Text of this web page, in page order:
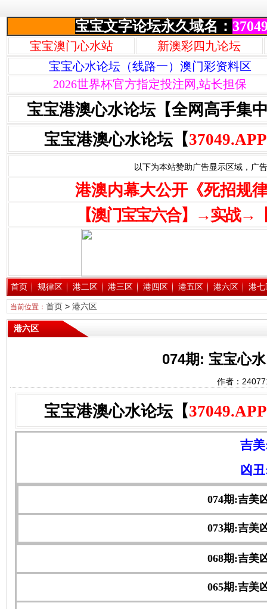
宝宝文字论坛永久域名：
宝宝澳门心水站
新澳彩四九论坛
宝宝心水论坛（线路一）澳门彩资料区
2026世界杯官方指定投注网,站长担保
宝宝港澳心水论坛【全网高手集
宝宝港澳心水论坛【37049.APP
以下为本站赞助广告显示区域，广
港澳内幕大公开《死招规
【澳门宝宝六合】→实战→
首页 规律区 港二区 港三区 港四区 港五区 港六区 港七
当前位置： 首页> 港六区
港六区
074期: 宝宝心
作者：
宝宝港澳心水论坛【37049.APP
吉
凶
074期:吉美
073期:吉美
068期:吉美
065期:吉美